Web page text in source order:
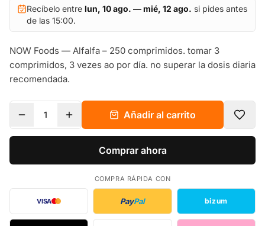
Recíbelo entre lun, 10 ago. — mié, 12 ago. si pides antes
de las 15:00.
NOW Foods — Alfalfa – 250 comprimidos. tomar 3
comprimidos, 3 vezes ao por día. no superar la dosis diaria
recomendada.
1 Añadir al carrito
Comprar ahora
COMPRA RÁPIDA CON
VISA PayPal bizum